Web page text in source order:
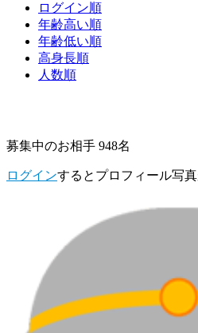
ログイン順
年齢高い順
年齢低い順
高身長順
人数順
募集中のお相手 948名
ログインするとプロフィール写